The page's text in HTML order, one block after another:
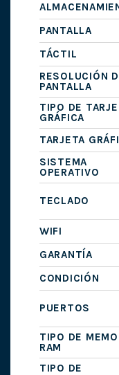
PANTALLA
TÁCTIL
RESOLUCIÓN
PANTALLA
TIPO DE
GRÁFICA
TARJETA
SISTEMA
OPERATIVO
TECLADO
WIFI
GARANTÍA
CONDICIÓN
PUERTOS
TIPO DE
RAM
TIPO DE